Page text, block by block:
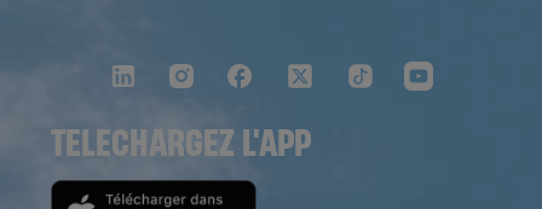
TELECHARGEZ L'APP